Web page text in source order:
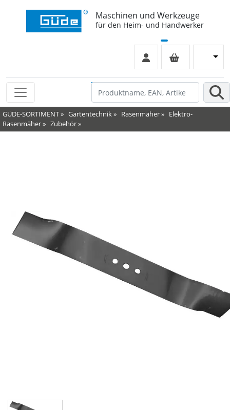
Maschinen und Werkzeuge
für den Heim- und Handwerker
GÜDE-SORTIMENT» Gartentechnik» Rasenmäher» Elektro-
Rasenmäher» Zubehör»